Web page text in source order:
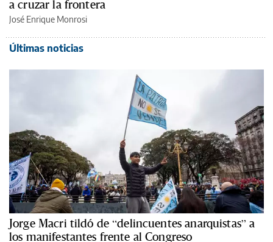
a cruzar la frontera
José Enrique Monrosi
Últimas noticias
Jorge Macri tildó de “delincuentes anarquistas” a
los manifestantes frente al Congreso